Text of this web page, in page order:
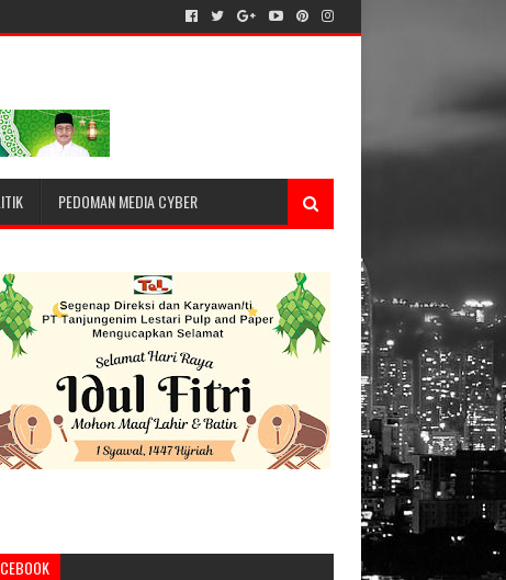
PEDOMAN MEDIA CYBER